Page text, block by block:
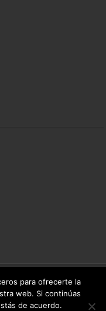
ningún archivo en sus
público de manera gratuita.
para ofrecerte la
web. Si continúas
de acuerdo.